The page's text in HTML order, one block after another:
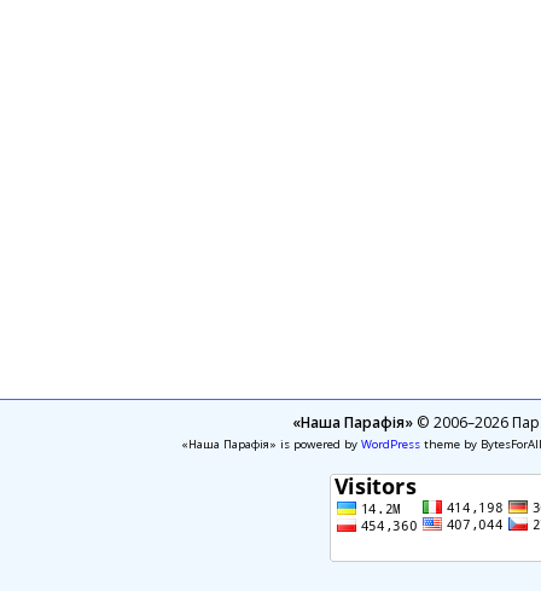
«Наша Парафія»© 2006–2026
«Наша Парафія» is powered by WordPresstheme by